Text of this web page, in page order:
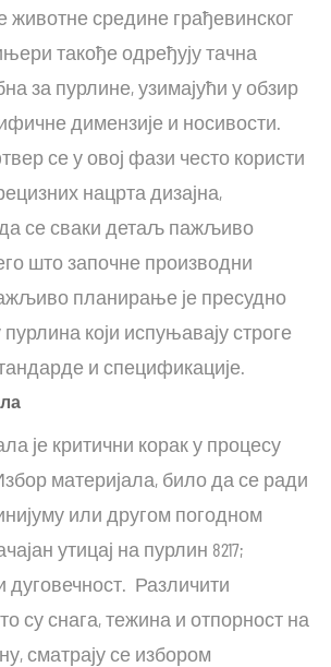
животне средине грађевинског
такође одређују тачна
за пурлине, узимајући у обзир
димензије и носивости.
се у овој фази често користи
нацрта дизајна,
да се сваки детаљ пажљиво
што започне производни
планирање је пресудно
који испуњавају строге
и спецификације.
је критични корак у процесу
материјала, било да се ради
или другом погодном
утицај на пурлин 8217;
Различити
су снага, тежина и отпорност на
сматрају се избором